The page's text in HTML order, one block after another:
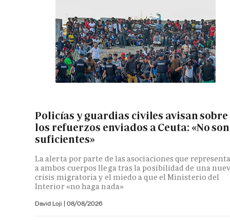
Policías y guardias civiles avisan sobre
los refuerzos enviados a Ceuta: «No son
suficientes»
La alerta por parte de las asociaciones que
a ambos cuerpos llega tras la posibilidad de una
crisis migratoria y el miedo a que el Ministerio del
Interior «no haga nada»
David Loji | 08/08/2026